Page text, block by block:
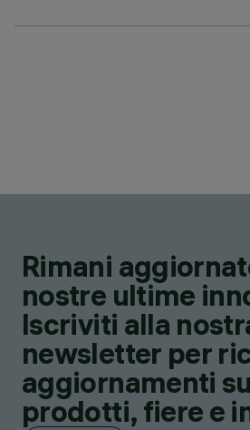
Rimani
nostre ultime
Iscriviti alla
newsletter per
aggiornamenti
prodotti, fiere e